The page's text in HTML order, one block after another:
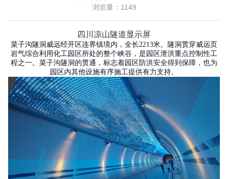
浏览量： 1149
四川凉山隧道显示屏
菜子沟隧洞威远经开区连界镇境内，全长2213米。隧洞贯穿威远页
岩气综合利用化工园区所处的整个峡谷，是园区泄洪重点控制性工
程之一。 菜子沟隧洞的贯通，标志着园区防洪安全得到保障，也为
园区内其他设施有序施工提供有力支持。